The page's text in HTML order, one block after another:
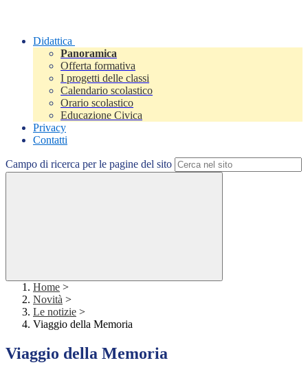
Didattica
Panoramica
Offerta formativa
I progetti delle classi
Calendario scolastico
Orario scolastico
Educazione Civica
Privacy
Contatti
Campo di ricerca per le pagine del sito
Home >
Novità >
Le notizie >
Viaggio della Memoria
Viaggio della Memoria